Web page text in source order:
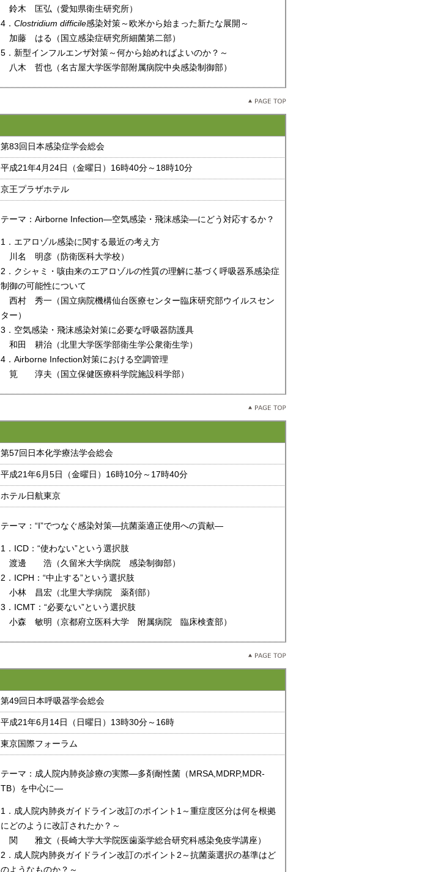
鈴木 匡弘（愛知県衛生研究所）
4． Clostridium difficile感染対策～欧米から始まった新たな展開～
加藤 はる（国立感染症研究所細菌第二部）
5．新型インフルエンザ対策～何から始めればよいのか？～
八木 哲也（名古屋大学医学部附属病院中央感染制御部）
第83回日本感染症学会総会
平成21年4月24日（金曜日）16時40分～18時10分
京王プラザホテル
テーマ：Airborne Infection―空気感染・飛沫感染―にどう対応するか？
1．エアロゾル感染に関する最近の考え方
川名 明彦（防衛医科大学校）
2．クシャミ・咳由来のエアロゾルの性質の理解に基づく呼吸器系感染症
制御の可能性について
西村 秀一（国立病院機構仙台医療センター臨床研究部ウイルスセン
ター）
3．空気感染・飛沫感染対策に必要な呼吸器防護具
和田 耕治（北里大学医学部衛生学公衆衛生学）
4．Airborne Infection対策における空調管理
筧 淳夫（国立保健医療科学院施設科学部）
第57回日本化学療法学会総会
平成21年6月5日（金曜日）16時10分～17時40分
ホテル日航東京
テーマ：“I”でつなぐ感染対策―抗菌薬適正使用への貢献―
1．ICD：“使わない”という選択肢
渡邊 浩（久留米大学病院 感染制御部）
2．ICPH：“中止する”という選択肢
小林 昌宏（北里大学病院 薬剤部）
3．ICMT：“必要ない”という選択肢
小森 敏明（京都府立医科大学 附属病院 臨床検査部）
第49回日本呼吸器学会総会
平成21年6月14日（日曜日）13時30分～16時
東京国際フォーラム
テーマ：成人院内肺炎診療の実際―多剤耐性菌（MRSA,MDRP,MDR-
TB）を中心に―
1．成人院内肺炎ガイドライン改訂のポイント1～重症度区分は何を根拠
にどのように改訂されたか？～
関 雅文（長崎大学大学院医歯薬学総合研究科感染免疫学講座）
2．成人院内肺炎ガイドライン改訂のポイント2～抗菌薬選択の基準はど
のようなものか？～